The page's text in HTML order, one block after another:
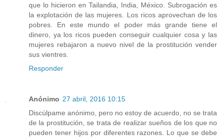
que lo hicieron en Tailandia, India, México. Subrogación es
la explotación de las mujeres. Los ricos aprovechan de los
pobres. En este mundo el poder más grande tiene el
dinero, ya los ricos pueden conseguir cualquier cosa y las
mujeres rebajaron a nuevo nivel de la prostitución vender
sus vientres.
Responder
Anónimo 27 abril, 2016 10:15
Discúlpame anónimo, pero no estoy de acuerdo, no se trata
de la prostitución, se trata de realizar sueños de los que no
pueden tener hijos por diferentes razones. Lo que se debe